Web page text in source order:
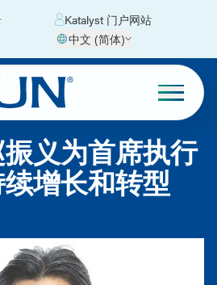
Katalyst 门户网站
中文 (简体)
义为首席执行
增长和转型